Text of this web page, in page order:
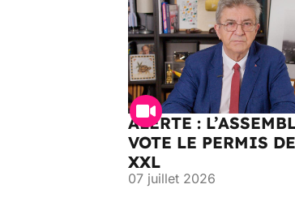
ALERTE :
VOTE LE PERMIS
XXL
07 juillet 2026